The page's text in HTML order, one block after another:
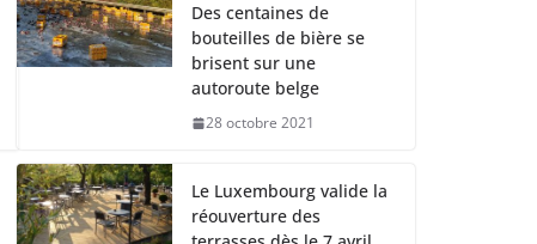
Des centaines de
bouteilles de bière se
brisent sur une
autoroute belge
28 octobre 2021
Le Luxembourg valide la
réouverture des